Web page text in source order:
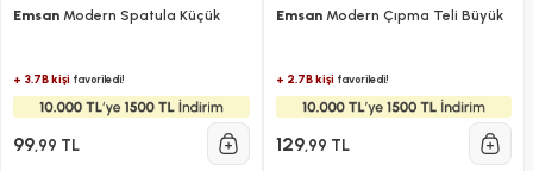
Emsan Modern Spatula Küçük
+ 3.7B kişi favoriledi!
99,99 TL
EmsanModern Çıpma Teli Büyük
+ 2.7B kişifavoriledi!
129,99 TL